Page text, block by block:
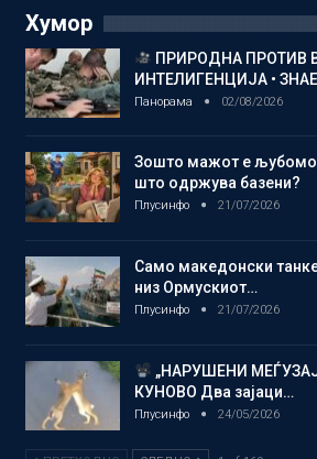
Хумор
ПРИРОДНА ПРОТИВ
ИНТЕЛИГЕНЦИЈА •
Панорама 02/08/2026
Зошто мажот е
што одржува базени?
Плусинфо 21/07/2026
Само македонски
низ Ормускиот…
Плусинфо 21/07/2026
„НАРУШЕНИ
КУНОВО Два зајаци…
Плусинфо 24/05/2026